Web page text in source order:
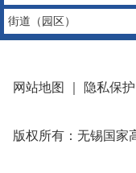
街道（园区）
网站地图 隐私保护
版权所有：无锡国家